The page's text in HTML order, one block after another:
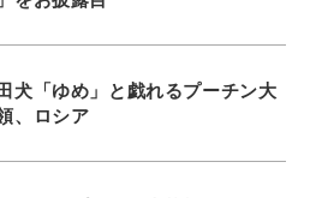
犬「ゆめ」と戯れるプーチン大
、ロシア